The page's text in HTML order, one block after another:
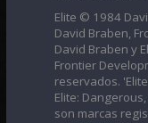
Elite © 1984
David Braben,
David Braben y
Frontier
reservados.
Elite:
son marcas